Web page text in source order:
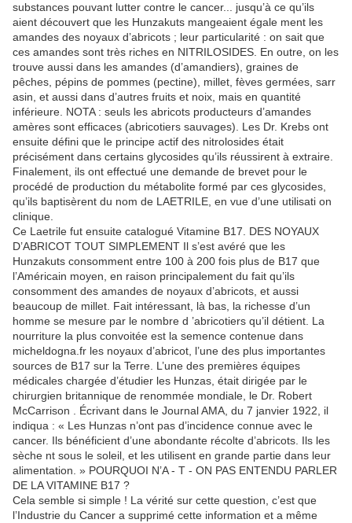
substances pouvant lutter contre le cancer... jusqu’à ce qu’ils
aient découvert que les Hunzakuts mangeaient égale ment les
amandes des noyaux d’abricots ; leur particularité : on sait que
ces amandes sont très riches en NITRILOSIDES. En outre, on les
trouve aussi dans les amandes (d’amandiers), graines de
pêches, pépins de pommes (pectine), millet, fèves germées, sarr
asin, et aussi dans d’autres fruits et noix, mais en quantité
inférieure. NOTA : seuls les abricots producteurs d’amandes
amères sont efficaces (abricotiers sauvages). Les Dr. Krebs ont
ensuite défini que le principe actif des nitrolosides était
précisément dans certains glycosides qu’ils réussirent à extraire.
Finalement, ils ont effectué une demande de brevet pour le
procédé de production du métabolite formé par ces glycosides,
qu’ils baptisèrent du nom de LAETRILE, en vue d’une utilisati on
clinique.
Ce Laetrile fut ensuite catalogué Vitamine B17. DES NOYAUX
D’ABRICOT TOUT SIMPLEMENT Il s’est avéré que les
Hunzakuts consomment entre 100 à 200 fois plus de B17 que
l’Américain moyen, en raison principalement du fait qu’ils
consomment des amandes de noyaux d’abricots, et aussi
beaucoup de millet. Fait intéressant, là bas, la richesse d’un
homme se mesure par le nombre d ’abricotiers qu’il détient. La
nourriture la plus convoitée est la semence contenue dans
micheldogna.fr les noyaux d’abricot, l’une des plus importantes
sources de B17 sur la Terre. L’une des premières équipes
médicales chargée d’étudier les Hunzas, était dirigée par le
chirurgien britannique de renommée mondiale, le Dr. Robert
McCarrison . Écrivant dans le Journal AMA, du 7 janvier 1922, il
indiqua : « Les Hunzas n’ont pas d’incidence connue avec le
cancer. Ils bénéficient d’une abondante récolte d’abricots. Ils les
sèche nt sous le soleil, et les utilisent en grande partie dans leur
alimentation. » POURQUOI N’A - T - ON PAS ENTENDU PARLER
DE LA VITAMINE B17 ?
Cela semble si simple ! La vérité sur cette question, c’est que
l’Industrie du Cancer a supprimé cette information et a même